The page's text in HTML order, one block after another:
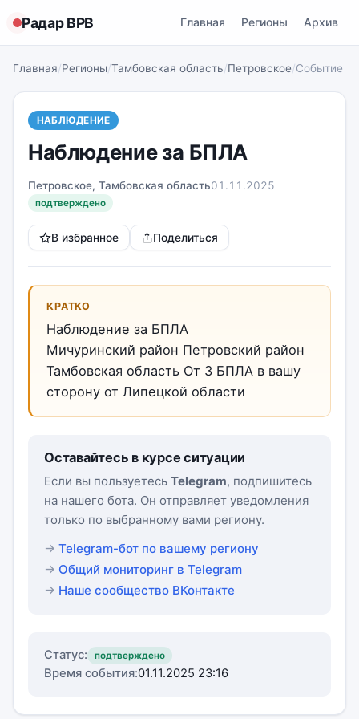
Радар ВРВ Главная Регионы Архив
Главная/Регионы/Тамбовская область/Петровское/Событие
НАБЛЮДЕНИЕ
Наблюдение за БПЛА
Петровское, Тамбовская область01.11.2025
подтверждено
В избранное Поделиться
КРАТКО
Наблюдение за БПЛА
Мичуринский район Петровский район
Тамбовская область От 3 БПЛА в вашу
сторону от Липецкой области
Оставайтесь в курсе ситуации
Если вы пользуетесь Telegram, подпишитесь
на нашего бота. Он отправляет уведомления
только по выбранному вами региону.
Telegram-бот по вашему региону
Общий мониторинг в Telegram
Наше сообщество ВКонтакте
Статус: подтверждено
Время события:01.11.2025 23:16